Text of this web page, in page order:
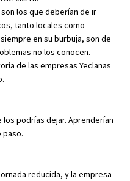
los que deberían de ir
tanto locales como
en su burbuja, son de
no los conocen.
de las empresas Yeclanas
los podrías dejar. Aprenderían
paso.
reducida, y la empresa